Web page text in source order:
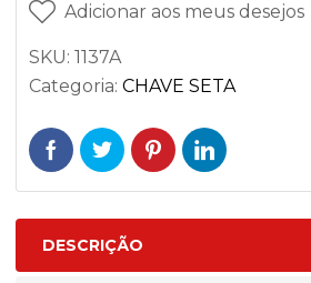
Adicionar aos meus desejos
SKU: 1137A
Categoria: CHAVE SETA
DESCRIÇÃO